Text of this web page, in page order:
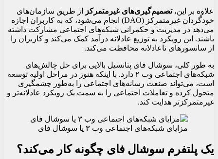
علاوه بر این،تصمیم‌گیری‌های غیرمتمرکز
از طریق سازمان‌های
خودگردان غیرمتمرکز (DAO) انجام می‌شود، که به کاربران اجازه
می‌دهد در مدیریت و حکمرانی شبکه‌های اجتماعی مشارکت داشته
باشند. این رویکرد به توزیع عادلانه درآمد کمک می‌کند و کاربران را
از سانسورهای ناعادلانه محافظت می‌کند.
به طور کلی، سوشال فای پتانسیل بالایی برای حل چالش‌های
شبکه‌های اجتماعی وب ۲ دارد. با اینکه هنوز در مراحل اولیه توسعه
است، می‌تواند صنعت رسانه‌های اجتماعی را به‌طور چشمگیری
متحول کرده و تعاملات اجتماعی را به سمت یک رویکرد عادلانه‌تر و
غیرمتمرکزتر هدایت کند.
مزایای شبکه‌های اجتماعی وب ۳ یا سوشال فای
یک پلتفرم سوشال فای چگونه کار می‌کند؟